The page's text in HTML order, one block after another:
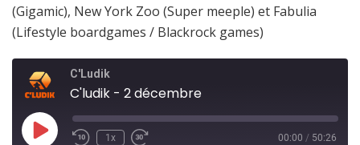
(Gigamic), New York Zoo (Super meeple) et Fabulia
(Lifestyle boardgames / Blackrock games)
C'Ludik
C'ludik - 2 décembre
1x 00:00 / 50:26